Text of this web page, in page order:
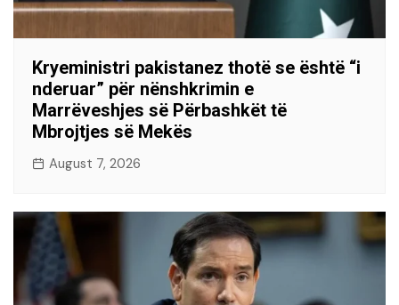
Kryeministri pakistanez thotë se është “i
nderuar” për nënshkrimin e
Marrëveshjes së Përbashkët të
Mbrojtjes së Mekës
August 7, 2026